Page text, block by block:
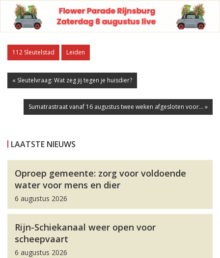
112 Sleutelstad Leiden
« Sleutelvraag: Wat zeg jij tegen je huisdier?
Sumatrastraat vanaf 16 augustus twee weken afgesloten voor... »
LAATSTE NIEUWS
Oproep gemeente: zorg voor voldoende
water voor mens en dier
6 augustus 2026
Rijn-Schiekanaal weer open voor
scheepvaart
6 augustus 2026